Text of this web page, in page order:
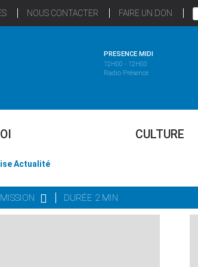
NOUS CONTACTER FAIRE UN DON
PRESENCE MIDI
12H00 - 12H00
Radio Présence
CULTURE
Actualité
DURÉE 2 MIN